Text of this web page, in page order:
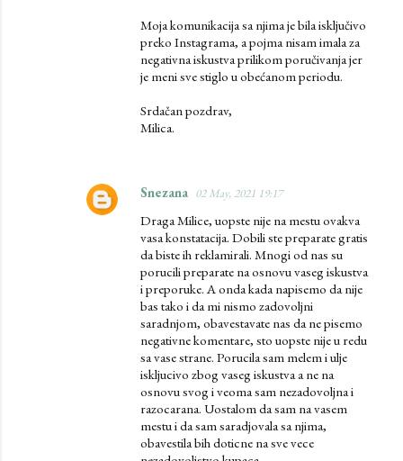
Moja komunikacija sa njima je bila isključivo
preko Instagrama, a pojma nisam imala za
negativna iskustva prilikom poručivanja jer
je meni sve stiglo u obećanom periodu.
Srdačan pozdrav,
Milica.
Snezana 02 May, 2021 19:17
Draga Milice, uopste nije na mestu ovakva
vasa konstatacija. Dobili ste preparate gratis
da biste ih reklamirali. Mnogi od nas su
porucili preparate na osnovu vaseg iskustva
i preporuke. A onda kada napisemo da nije
bas tako i da mi nismo zadovoljni
saradnjom, obavestavate nas da ne pisemo
negativne komentare, sto uopste nije u redu
sa vase strane. Porucila sam melem i ulje
iskljucivo zbog vaseg iskustva a ne na
osnovu svog i veoma sam nezadovoljna i
razocarana. Uostalom da sam na vasem
mestu i da sam saradjovala sa njima,
obavestila bih doticne na sve vece